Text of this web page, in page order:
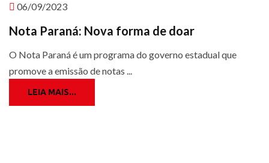
06/09/2023
Nota Paraná: Nova forma de doar
O Nota Paraná é um programa do governo estadual que
promove a emissão de notas ...
LEIA MAIS...